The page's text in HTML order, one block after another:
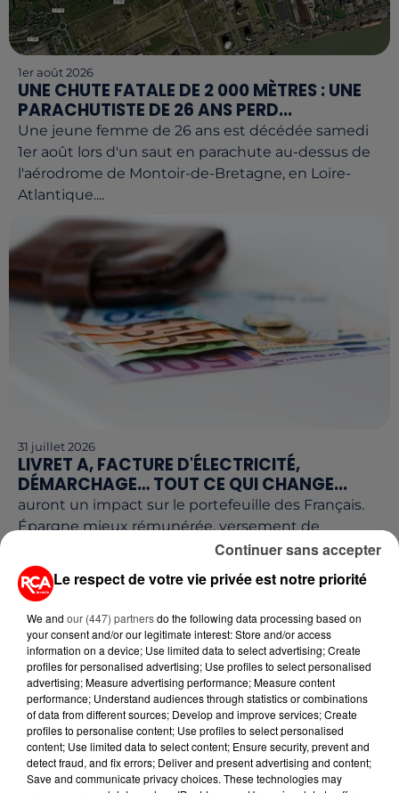
1er août 2026
UNE CHUTE FATALE DE 2 000 MÈTRES : UNE
PARACHUTISTE DE 26 ANS PERD...
Une jeune femme de 26 ans est décédée samedi
1er août lors d'un saut en parachute au-dessus de
l'aérodrome de Montoir-de-Bretagne, en Loire-
Atlantique....
31 juillet 2026
LIVRET A, FACTURE D'ÉLECTRICITÉ,
DÉMARCHAGE… TOUT CE QUI CHANGE...
auront un impact sur le portefeuille des Français.
Épargne mieux rémunérée, versement de
l'allocation de rentrée scolaire, fin du démarchage
téléphonique non...
Le respect de votre vie privée est notre priorité
We and our (447) partnersdo the following data processing based on
your consent and/or our legitimate interest: Store and/or access
information on a device; Use limited data to select advertising; Create
profiles for personalised advertising; Use profiles to select personalised
advertising; Measure advertising performance; Measure content
performance; Understand audiences through statistics or combinations
of data from different sources; Develop and improve services; Create
profiles to personalise content; Use profiles to select personalised
content; Use limited data to select content; Ensure security, prevent and
detect fraud, and fix errors; Deliver and present advertising and content;
Save and communicate privacy choices. These technologies may
Continuer sans accepter